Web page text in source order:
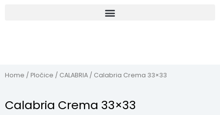
Home / Pločice / CALABRIA / Calabria Crema 33×33
Calabria Crema 33×33